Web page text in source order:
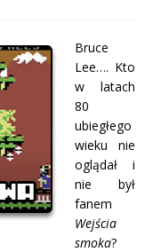
Bruce
Lee…. Kto
w latach
80
ubiegłego
wieku nie
oglądał i
nie był
fanem
Wejścia
smoka?